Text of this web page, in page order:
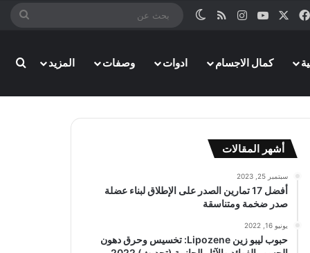
فيسبوك ‫YouTubeانستقرامملخص الموقع RSS
الوضع المظلم
بحث
كمال الاجسام ادوات وصفات المزيد
أشهر المقالات
سبتمبر 25, 2023
أفضل 17 تمارين الصدر على الإطلاق لبناء عضلة
صدر ضخمة ومتناسقة
يونيو 16, 2022
حبوب ليبو زين Lipozene: تخسيس وحرق دهون